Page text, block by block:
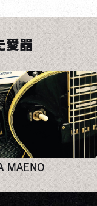
愛器
MAENO